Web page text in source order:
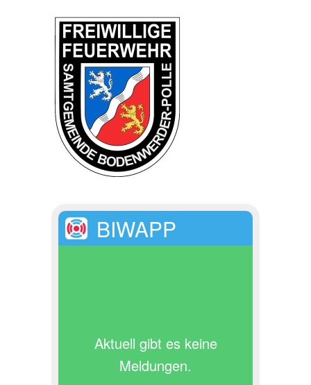
BIWAPP
Aktuell gibt es keine
Meldungen.